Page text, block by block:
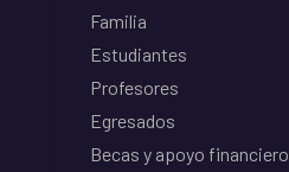
Familia
Estudiantes
Profesores
Egresados
Becas y apoyo financiero